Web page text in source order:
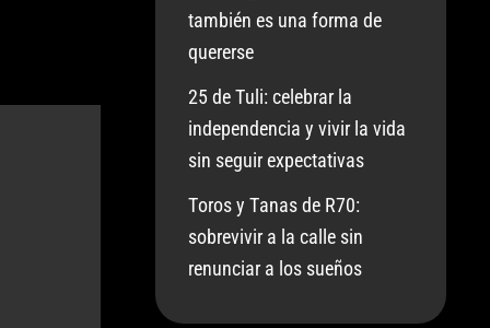
también es una forma de
quererse
25 de Tuli: celebrar la
independencia y vivir la vida
sin seguir expectativas
Toros y Tanas de R70:
sobrevivir a la calle sin
renunciar a los sueños